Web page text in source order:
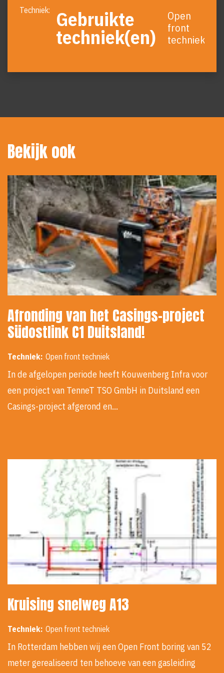
Gebruikte
techniek(en)
Open
front
techniek
Bekijk ook
Afronding van het Casings-project
Südostlink C1 Duitsland!
Techniek: Open front techniek
In de afgelopen periode heeft Kouwenberg Infra voor
een project van TenneT TSO GmbH in Duitsland een
Casings-project afgerond en…
Kruising snelweg A13
Techniek: Open front techniek
In Rotterdam hebben wij een Open Front boring van 52
meter gerealiseerd ten behoeve van een gasleiding